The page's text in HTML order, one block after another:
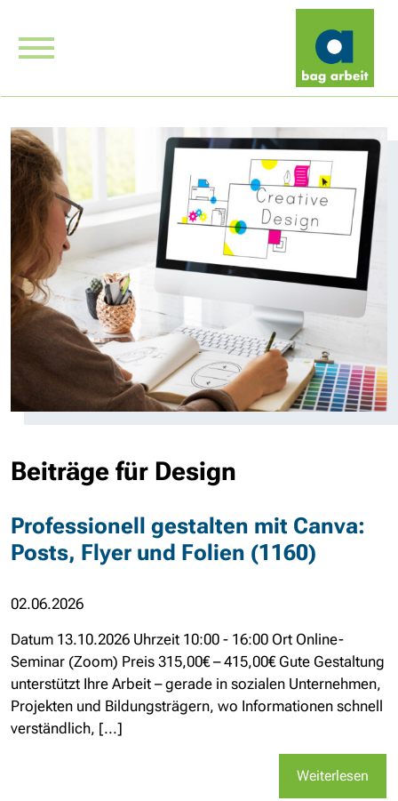
Beiträge für Design
Professionell gestalten mit Canva:
Posts, Flyer und Folien (1160)
02.06.2026
Datum 13.10.2026 Uhrzeit 10:00 - 16:00 Ort Online-
Seminar (Zoom) Preis 315,00€ – 415,00€ Gute Gestaltung
unterstützt Ihre Arbeit – gerade in sozialen Unternehmen,
Projekten und Bildungsträgern, wo Informationen schnell
verständlich, [...]
Weiterlesen